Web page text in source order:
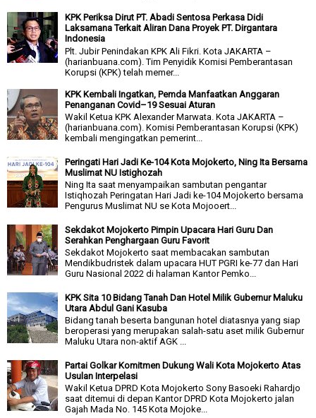
KPK Periksa Dirut PT. Abadi Sentosa Perkasa Didi
Laksamana Terkait Aliran Dana Proyek PT. Dirgantara
Indonesia
Plt. Jubir Penindakan KPK Ali Fikri. Kota JAKARTA –
(harianbuana.com). Tim Penyidik Komisi Pemberantasan
Korupsi (KPK) telah memer...
KPK Kembali Ingatkan, Pemda Manfaatkan Anggaran
Penanganan Covid–19 Sesuai Aturan
Wakil Ketua KPK Alexander Marwata. Kota JAKARTA –
(harianbuana.com). Komisi Pemberantasan Korupsi (KPK)
kembali mengingatkan pemerint...
Peringati Hari Jadi Ke-104 Kota Mojokerto, Ning Ita Bersama
Muslimat NU Istighozah
Ning Ita saat menyampaikan sambutan pengantar
Istiqhozah Peringatan Hari Jadi ke-104 Mojokerto bersama
Pengurus Muslimat NU se Kota Mojooert...
Sekdakot Mojokerto Pimpin Upacara Hari Guru Dan
Serahkan Penghargaan Guru Favorit
Sekdakot Mojokerto saat membacakan sambutan
Mendikbudristek dalam upacara HUT PGRI ke-77 dan Hari
Guru Nasional 2022 di halaman Kantor Pemko...
KPK Sita 10 Bidang Tanah Dan Hotel Milik Gubernur Maluku
Utara Abdul Gani Kasuba
Bidang tanah beserta bangunan hotel diatasnya yang siap
beroperasi yang merupakan salah-satu aset milik Gubernur
Maluku Utara non-aktif AGK ...
Partai Golkar Komitmen Dukung Wali Kota Mojokerto Atas
Usulan Interpelasi
Wakil Ketua DPRD Kota Mojokerto Sony Basoeki Rahardjo
saat ditemui di depan Kantor DPRD Kota Mojokerto jalan
Gajah Mada No. 145 Kota Mojoke...